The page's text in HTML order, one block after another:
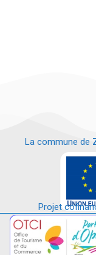
La commune de
Projet